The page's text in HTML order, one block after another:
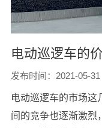
电动巡逻车的
发布时间：2021-05-31
电动巡逻车的市场这
间的竞争也逐渐激烈